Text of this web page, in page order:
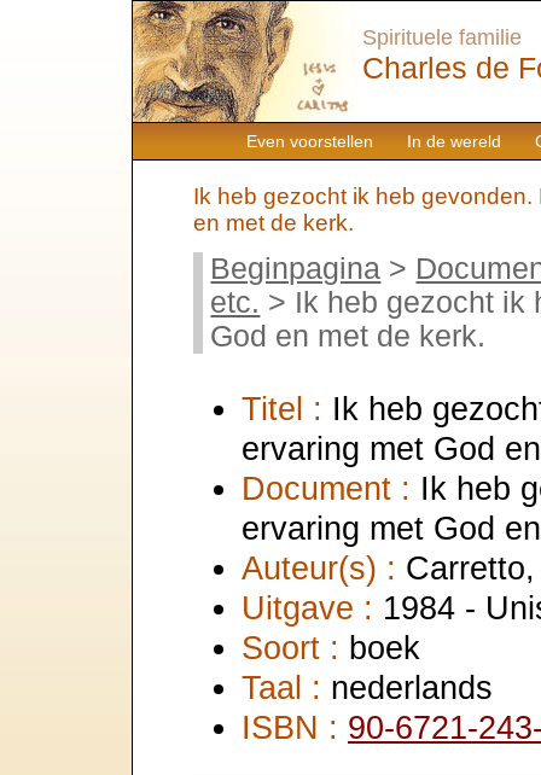
Even voorstellen In de wereld
Spirituele familie
Charles de
Ik heb gezocht ik heb gevonden.
en met de kerk.
Beginpagina >
etc. > Ik heb gezocht ik
God en met de kerk.
Titel : Ik heb
ervaring met God
Document : Ik heb
ervaring met God
Auteur(s) :
Uitgave : 1984 -
Soort : boek
Taal : nederlands
ISBN : 90-6721-